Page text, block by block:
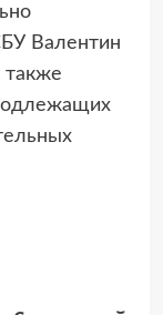
Валентин
также